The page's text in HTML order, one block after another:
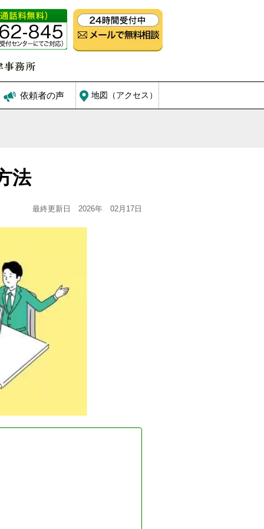
依頼者の声 地図（アクセス）
法
最終更新日 2026年 02月17日